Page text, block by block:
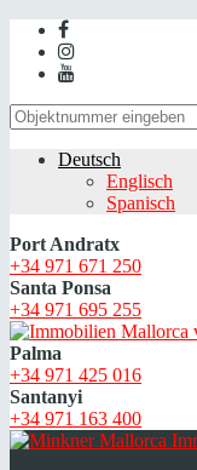
Deutsch
Englisch
Spanisch
Port Andratx
+34 971 671 250
Santa Ponsa
+34 971 695 255
Palma
+34 971 425 016
Santanyi
+34 971 163 400